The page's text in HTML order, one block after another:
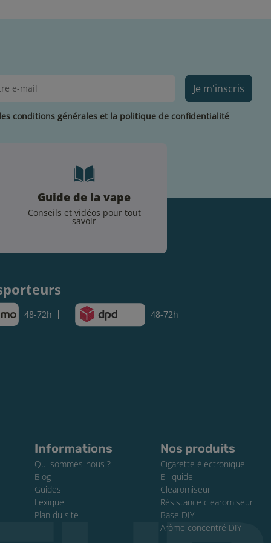
Je m'inscris
conditions générales et la politique de confidentialité
Guide de la vape
Conseils et vidéos pour tout
savoir
48-72h 48-72h
Informations
Qui sommes-nous ?
Blog
Guides
Lexique
Plan du site
Nos produits
Cigarette électronique
E-liquide
Clearomiseur
Résistance clearomiseur
Base DIY
Arôme concentré DIY